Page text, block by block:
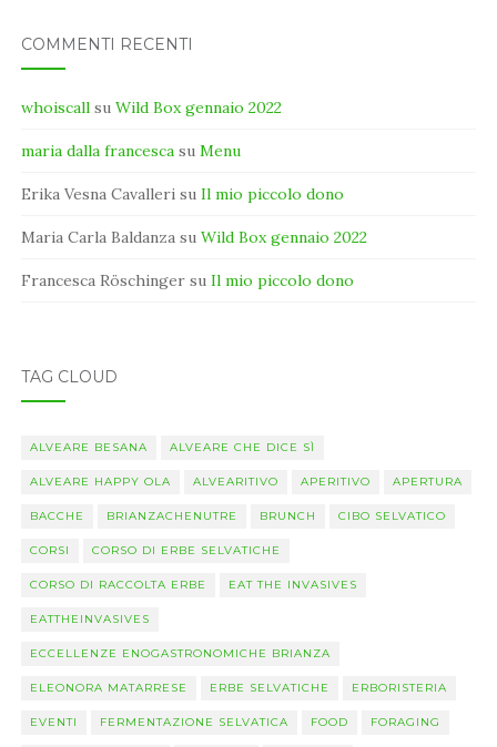
COMMENTI RECENTI
whoiscall suWild Box gennaio 2022
maria dalla francesca suMenu
Erika Vesna Cavalleri suIl mio piccolo dono
Maria Carla Baldanza suWild Box gennaio 2022
Francesca Röschinger suIl mio piccolo dono
TAG CLOUD
ALVEARE BESANA ALVEARE CHE DICE SÌ
ALVEARE HAPPY OLA ALVEARITIVO APERITIVO APERTURA
BACCHE BRIANZACHENUTRE BRUNCH CIBO SELVATICO
CORSI CORSO DI ERBE SELVATICHE
CORSO DI RACCOLTA ERBE EAT THE INVASIVES
EATTHEINVASIVES
ECCELLENZE ENOGASTRONOMICHE BRIANZA
ELEONORA MATARRESE ERBE SELVATICHE ERBORISTERIA
EVENTI FERMENTAZIONE SELVATICA FOOD FORAGING